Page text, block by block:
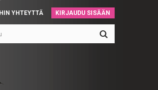
KIRJAUDU SISÄÄN
YHTEYTTÄ